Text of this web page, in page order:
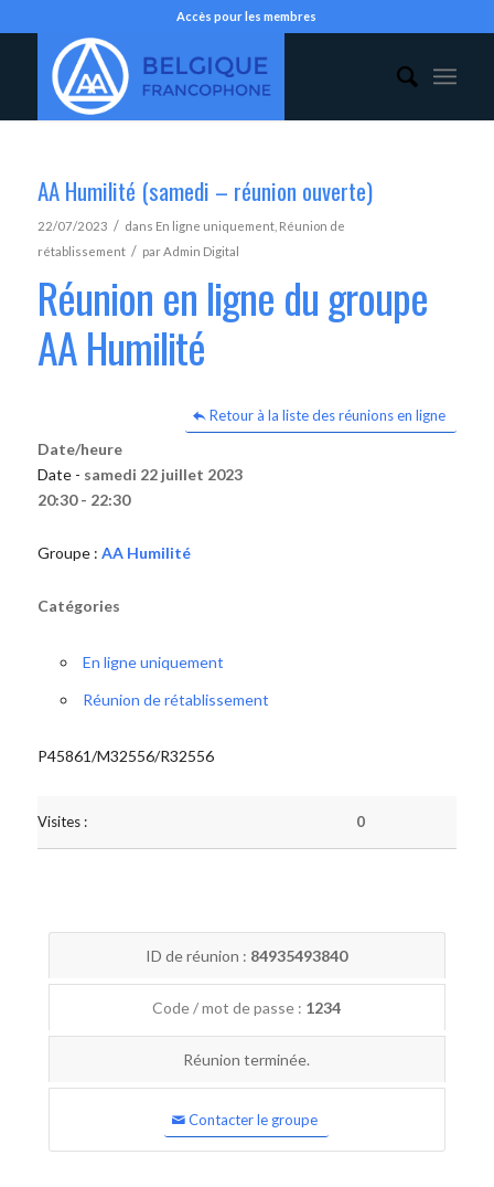
Accès pour les membres
AA Humilité (samedi – réunion ouverte)
22/07/2023 / dans En ligne uniquement, Réunion de
rétablissement / parAdmin Digital
Réunion en ligne du groupe
AA Humilité
Retour à la liste des réunions en ligne
Date/heure
Date - samedi 22 juillet 2023
20:30 - 22:30
Groupe : AA Humilité
Catégories
En ligne uniquement
Réunion de rétablissement
P45861/M32556/R32556
Visites : 0
ID de réunion : 84935493840
Code / mot de passe : 1234
Réunion terminée.
Contacter le groupe